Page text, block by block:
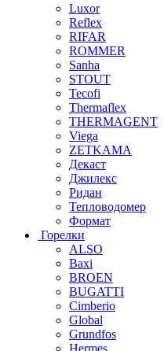
Luxor
Reflex
RIFAR
ROMMER
Sanha
STOUT
Tecofi
Thermaflex
THERMAGENT
Viega
ZETKAMA
Декаст
Джилекс
Ридан
Тепловодомер
Формат
Горелки
ALSO
Baxi
BROEN
BUGATTI
Cimberio
Global
Grundfos
Hermes